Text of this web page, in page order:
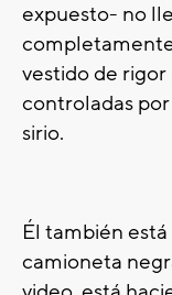
expuesto- no
vestido de rigor
controladas
sirio.
Él también
camioneta